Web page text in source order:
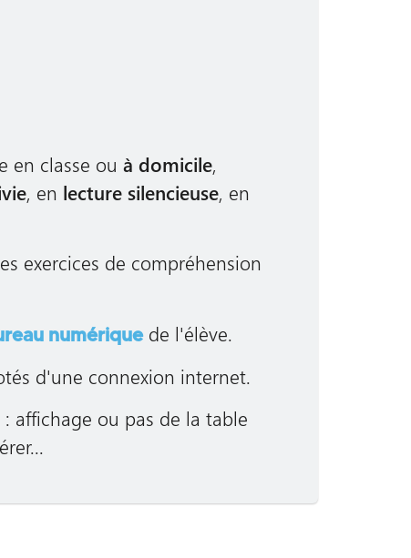
en classe ou à domicile,
, en lecture silencieuse, en
exercices de compréhension
numériquede l'élève.
d'une connexion internet.
affichage ou pas de la table